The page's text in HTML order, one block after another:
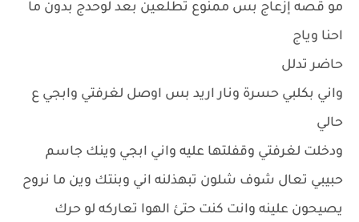
مو قصه إزعاج بس ممنوع تطلعين بعد لوحدج بدون ما
احنا وياج
حاضر تدلل
واني بكلبي حسرة ونار اريد بس اوصل لغرفتي وابجي ع
حالي
ودخلت لغرفتي وقفلتها عليه واني ابجي وينك جاسم
حبيبي تعال شوف شلون تبهذلنه اني وبنتك وين ما نروح
يصيحون علينه وانت كنت حتئ الهوا تعاركه لو حرك